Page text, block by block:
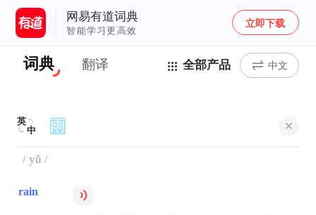
网易有道词典
智能学习更高效
立即下载
词典 翻译 全部产品 中文
英
中
/ yǔ /
rain